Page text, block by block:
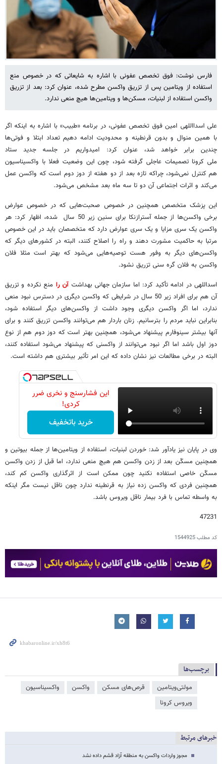
فارس نوشت: فوق تخصص عفونی با اشاره به شایعاتی که در خصوص منع
استفاده از ویتامین پس از تزریق واکسن مطرح شده، عنوان کرد: بعد از تزریق
واکسن استفاده از لبنیات، مسکن‌ها و ویتامین‌ها هیچ منعی ندارد.
علی اسدااللهی امین فوق تخصص عفونی، در برنامه «طبیب» با اشاره به اینکه اگر
با همین منوال و بدون قرنطینه و محدودیت ادامه دهیم تعداد ابتلا و فوتی‌ها
چندین برابر خواهد شد، عنوان کرد: امیدواریم در جلسه جدید ستاد
ملی کرونا تصمیمات عاجلی گرفته شود، چون این وضعیت فعلا با واکسیناسیون
هم کنترل نمی‌شود، چراکه تازه بعد از دو هفته از دوز دوم است که واکسن عمل
می‌کند و اثرات اجتماعی آن دو تا سه ماه بعد مشخص می‌شود.
این پزشک متخصص همچنین در خصوص صحبت‌هایی که در خصوص عوارض
برخی واکسن‌ها از جمله آسترازنکا برای سنین زیر 50 سال شده، اظهار کرد: هر
واکسن یک سری مزایا و یک سری عوارض دارد که متخصصان باید در این خصوص
مرتبا به حاکمیت مشورت دهند و راه را اصلاح کنند، البته در کشورهای دیگر که
واکسن‌های دیگر به وفور هست توصیه‌هایی می‌شود که بهتر است مثلا فلان
واکسن به فلان گره سنی تزریق نشود.
اسداللهی در ادامه تأکید کرد: اما سازمان جهانی بهداشتآن را منع نکرده و تزریق
آن هم برای افراد زیر 50 سال در شرایطی که واکسن دیگری در دسترس نبود منعی
ندارد، اما اگر واکسن دیگری وجود داشت از واکسن‌های دیگر استفاده شود،
بنابراین نباید مردم را بترسانیم. زنان باردار هم می‌توانند واکسن تزریق کنند و برای
آنها بیشتر سینوفارم پیشنهاد می‌شود، همچنین بهتر است که دوز دوم هم از نوع
دوز اول باشد اما اگر نبود می‌توانند از واکسنی که پیشنهاد می‌شود استفاده کنند،
البته در برخی مطالعات نیز نشان داده که این امر تأثیر بیشتری هم داشته است.
این فشارسنج و نخری ضرر
کردی!
خرید باتخفیف
وی در پایان نیز یادآور شد: خوردن لبنیات، استفاده از ویتامین‌ها از جمله بیوتین و
همچنین مسکّن بعد از زدن واکسن هم هیچ منعی ندارد، اما قبل از زدن واکسن
مسکّن خاصی استفاده نکنید چون ممکن است از اثرگذاری واکسن کم کند،
همچنین فردی که واکسن زده نیاز به قرنطینه ندارد چون ناقل نیست مگر اینکه
به واسطه تماس با فرد بیمار ناقل ویروس باشد.
47231
کد مطلب1544925
برچسب‌ها
مولتی‌ویتامین قرص‌های مسکن واکسن
واکسیناسیون
ویروس کرونا
خبرهای مرتبط
مجوز واردات واکسن به منطقه آزاد قشم داده نشد